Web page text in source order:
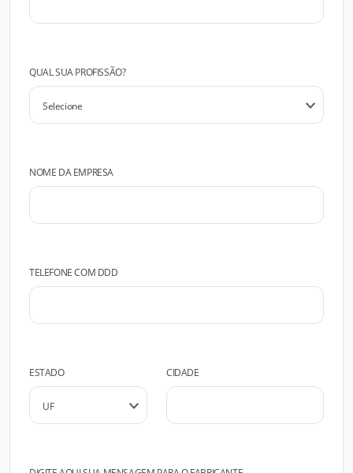
QUAL SUA PROFISSÃO?
NOME DA EMPRESA
TELEFONE COM DDD
ESTADO CIDADE